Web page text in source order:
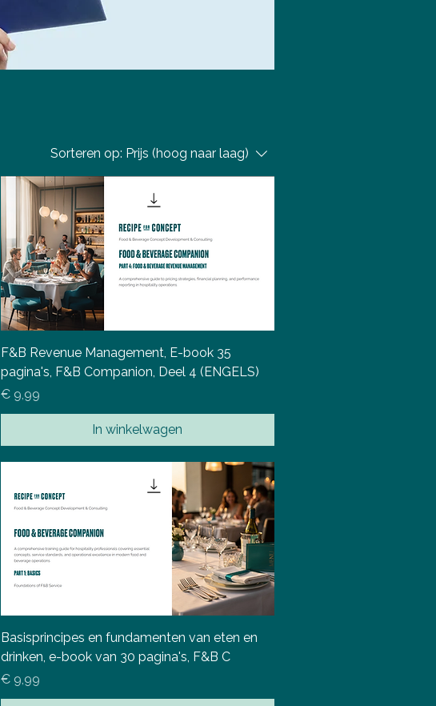
Sorteren op: Prijs (hoog naar laag)
F&B Revenue Management, E-book 35
pagina's, F&B Companion, Deel 4 (ENGELS)
Prijs
€ 9,99
In winkelwagen
Basisprincipes en fundamenten van eten en
drinken, e-book van 30 pagina's, F&B C
Prijs
€ 9,99